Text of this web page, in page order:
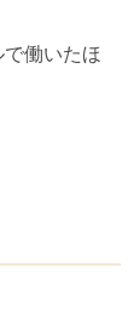
働いたほ